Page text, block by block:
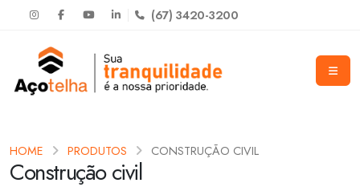
(67) 3420-3200
Construção civil
HOME PRODUTOS CONSTRUÇÃO CIVIL